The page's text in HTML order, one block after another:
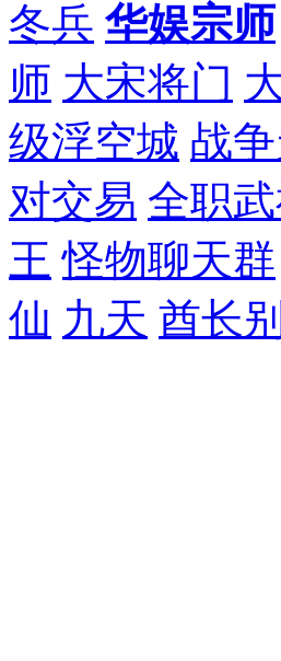
冬兵 华娱宗师
师 大宋将门
级浮空城 战
对交易 全职
王 怪物聊天群
仙 九天 酋长